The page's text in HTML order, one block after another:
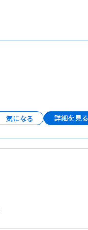
気になる
詳細を見る